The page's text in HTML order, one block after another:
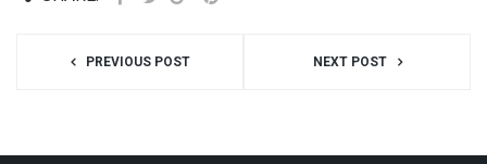
PREVIOUS POST NEXT POST